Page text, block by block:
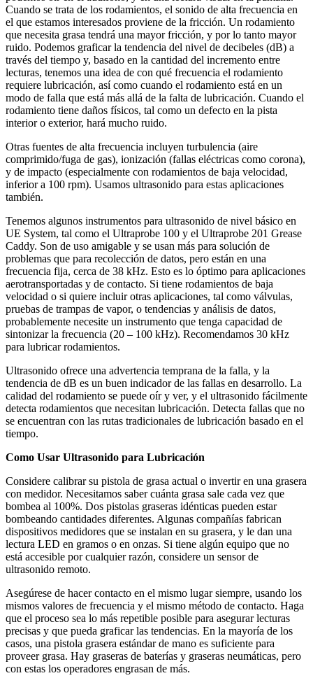
Cuando se trata de los rodamientos, el sonido de alta frecuencia en
el que estamos interesados proviene de la fricción. Un rodamiento
que necesita grasa tendrá una mayor fricción, y por lo tanto mayor
ruido. Podemos graficar la tendencia del nivel de decibeles (dB) a
través del tiempo y, basado en la cantidad del incremento entre
lecturas, tenemos una idea de con qué frecuencia el rodamiento
requiere lubricación, así como cuando el rodamiento está en un
modo de falla que está más allá de la falta de lubricación. Cuando el
rodamiento tiene daños físicos, tal como un defecto en la pista
interior o exterior, hará mucho ruido.
Otras fuentes de alta frecuencia incluyen turbulencia (aire
comprimido/fuga de gas), ionización (fallas eléctricas como corona),
y de impacto (especialmente con rodamientos de baja velocidad,
inferior a 100 rpm). Usamos ultrasonido para estas aplicaciones
también.
Tenemos algunos instrumentos para ultrasonido de nivel básico en
UE System, tal como el Ultraprobe 100 y el Ultraprobe 201 Grease
Caddy. Son de uso amigable y se usan más para solución de
problemas que para recolección de datos, pero están en una
frecuencia fija, cerca de 38 kHz. Esto es lo óptimo para aplicaciones
aerotransportadas y de contacto. Si tiene rodamientos de baja
velocidad o si quiere incluir otras aplicaciones, tal como válvulas,
pruebas de trampas de vapor, o tendencias y análisis de datos,
probablemente necesite un instrumento que tenga capacidad de
sintonizar la frecuencia (20 – 100 kHz). Recomendamos 30 kHz
para lubricar rodamientos.
Ultrasonido ofrece una advertencia temprana de la falla, y la
tendencia de dB es un buen indicador de las fallas en desarrollo. La
calidad del rodamiento se puede oír y ver, y el ultrasonido fácilmente
detecta rodamientos que necesitan lubricación. Detecta fallas que no
se encuentran con las rutas tradicionales de lubricación basado en el
tiempo.
Como Usar Ultrasonido para Lubricación
Considere calibrar su pistola de grasa actual o invertir en una grasera
con medidor. Necesitamos saber cuánta grasa sale cada vez que
bombea al 100%. Dos pistolas graseras idénticas pueden estar
bombeando cantidades diferentes. Algunas compañías fabrican
dispositivos medidores que se instalan en su grasera, y le dan una
lectura LED en gramos o en onzas. Si tiene algún equipo que no
está accesible por cualquier razón, considere un sensor de
ultrasonido remoto.
Asegúrese de hacer contacto en el mismo lugar siempre, usando los
mismos valores de frecuencia y el mismo método de contacto. Haga
que el proceso sea lo más repetible posible para asegurar lecturas
precisas y que pueda graficar las tendencias. En la mayoría de los
casos, una pistola grasera estándar de mano es suficiente para
proveer grasa. Hay graseras de baterías y graseras neumáticas, pero
con estas los operadores engrasan de más.